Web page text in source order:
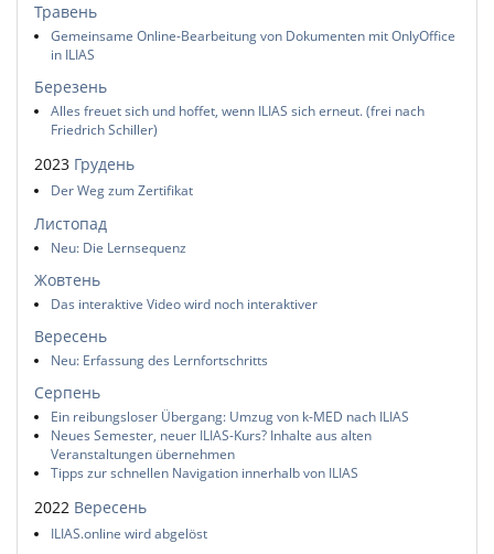
Травень
Gemeinsame Online-Bearbeitung von Dokumenten mit OnlyOffice
in ILIAS
Березень
Alles freuet sich und hoffet, wenn ILIAS sich erneut. (frei nach
Friedrich Schiller)
2023 Грудень
Der Weg zum Zertifikat
Листопад
Neu: Die Lernsequenz
Жовтень
Das interaktive Video wird noch interaktiver
Вересень
Neu: Erfassung des Lernfortschritts
Серпень
Ein reibungsloser Übergang: Umzug von k-MED nach ILIAS
Neues Semester, neuer ILIAS-Kurs? Inhalte aus alten
Veranstaltungen übernehmen
Tipps zur schnellen Navigation innerhalb von ILIAS
2022 Вересень
ILIAS.online wird abgelöst